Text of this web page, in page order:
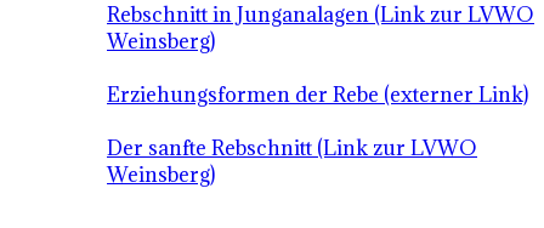
Rebschnitt in Junganalagen (Link zur LVWO
Weinsberg)
Erziehungsformen der Rebe (externer Link)
Der sanfte Rebschnitt (Link zur LVWO
Weinsberg)